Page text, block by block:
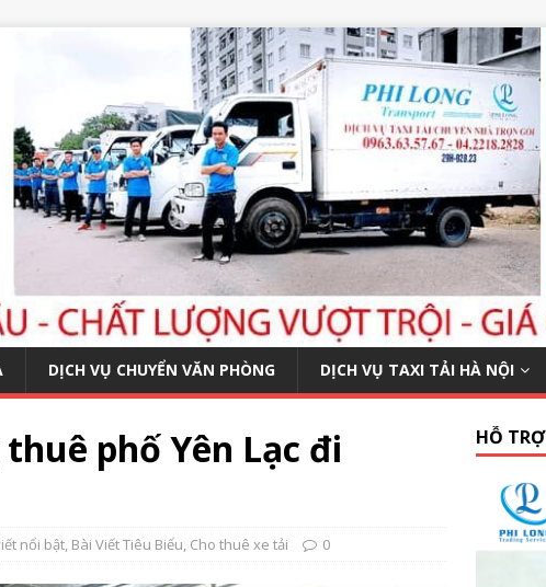
DỊCH VỤ CHUYỂN VĂN PHÒNG DỊCH VỤ TAXI TẢI HÀ NỘI
phố Yên Lạc đi
nổi bật, Bài Viết Tiêu Biểu, Cho thuê xe tải 0
HỖ